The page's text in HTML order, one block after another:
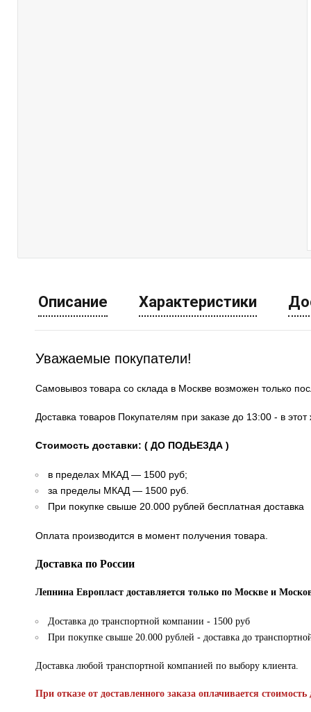
Описание Характеристики
Уважаемые покупатели!
Самовывоз товара со склада в Москве возможен только
Доставка товаров Покупателям при заказе до 13:00 - в
Стоимость доставки: ( ДО ПОДЬЕЗДА )
в пределах МКАД — 1500 руб;
за пределы МКАД — 1500 руб.
При покупке свыше 20.000 рублей бесплатная доставка
Оплата производится в момент получения товара.
Доставка по России
Лепнина Европласт доставляется только по Москве и
Доставка до транспортной компании - 1500 руб
При покупке свыше 20.000 рублей - доставка до
Доставка любой транспортной компанией по выбору клиента.
При отказе от доставленного заказа оплачивается стоимость